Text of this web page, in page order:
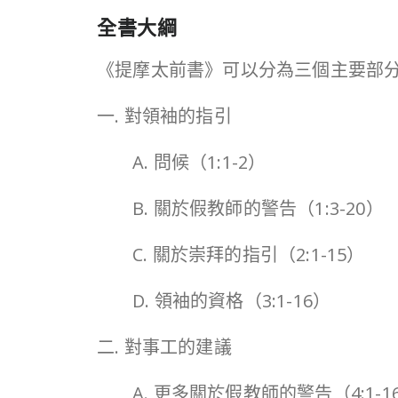
全書大綱
《提摩太前書》可以分為三個主要部
一. 對領袖的指引
A. 問候（1:1-2）
B. 關於假教師的警告（1:3-20）
C. 關於崇拜的指引（2:1-15）
D. 領袖的資格（3:1-16）
二. 對事工的建議
A. 更多關於假教師的警告（4:1-16